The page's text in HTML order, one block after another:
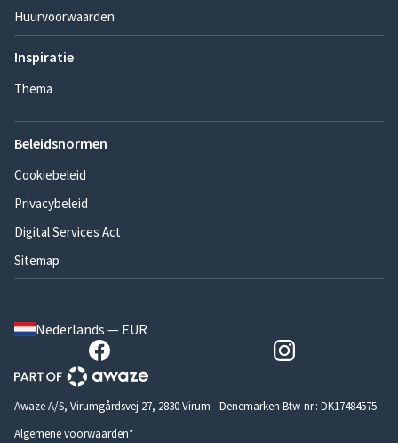
Huurvoorwaarden
Inspiratie
Thema
Beleidsnormen
Cookiebeleid
Privacybeleid
Digital Services Act
Sitemap
Nederlands — EUR
Awaze A/S, Virumgårdsvej 27, 2830 Virum - Denemarken Btw-nr.: DK17484575
Algemene voorwaarden*